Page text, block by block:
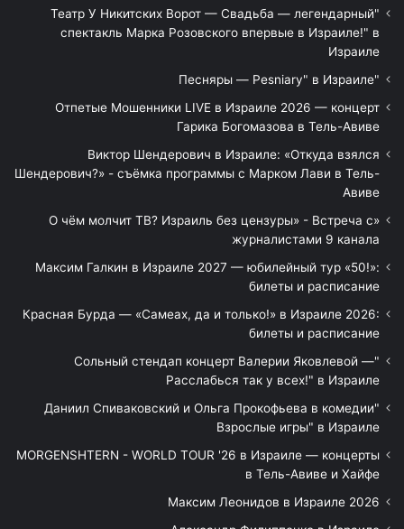
"Театр У Никитских Ворот — Свадьба — легендарный
спектакль Марка Розовского впервые в Израиле!" в
Израиле
"Песняры — Pesniary" в Израиле
Отпетые Мошенники LIVE в Израиле 2026 — концерт
Гарика Богомазова в Тель-Авиве
Виктор Шендерович в Израиле: «Откуда взялся
Шендерович?» - съёмка программы с Марком Лави в Тель-
Авиве
«О чём молчит ТВ? Израиль без цензуры» - Встреча с
журналистами 9 канала
Максим Галкин в Израиле 2027 — юбилейный тур «50!»:
билеты и расписание
Красная Бурда — «Самеах, да и только!» в Израиле 2026:
билеты и расписание
"Сольный стендап концерт Валерии Яковлевой —
Расслабься так у всех!" в Израиле
"Даниил Спиваковский и Ольга Прокофьева в комедии
Взрослые игры" в Израиле
MORGENSHTERN - WORLD TOUR '26 в Израиле — концерты
в Тель-Авиве и Хайфе
Максим Леонидов в Израиле 2026